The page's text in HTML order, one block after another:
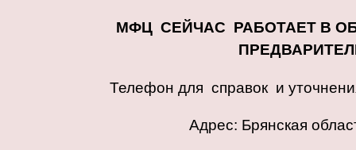
МФЦ СЕЙЧАС РАБОТАЕТ В
Телефон для справок и
Адрес: Брянская